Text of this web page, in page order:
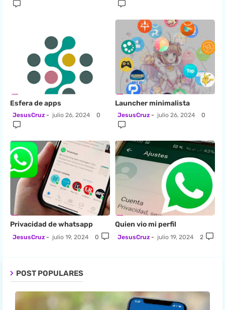
Esfera de apps
JesusCruz julio 26, 2024 0
Launcher minimalista
JesusCruz julio 26, 2024 0
Privacidad de whatsapp
JesusCruz julio 19, 2024 0
Quien vio mi perfil
JesusCruz julio 19, 2024 2
POST POPULARES